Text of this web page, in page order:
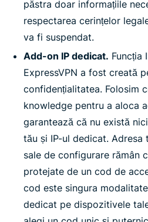
păstra doar informațiile
respectarea cerințelor
va fi suspendat.
Add-on IP dedicat. Funcția
ExpressVPN a fost creată
confidențialitatea. Folosim
knowledge pentru a aloca
garantează că nu există
tău și IP-ul dedicat. Adresa
sale de configurare rămân
protejate de un cod de
cod este singura
dedicat pe dispozitivele